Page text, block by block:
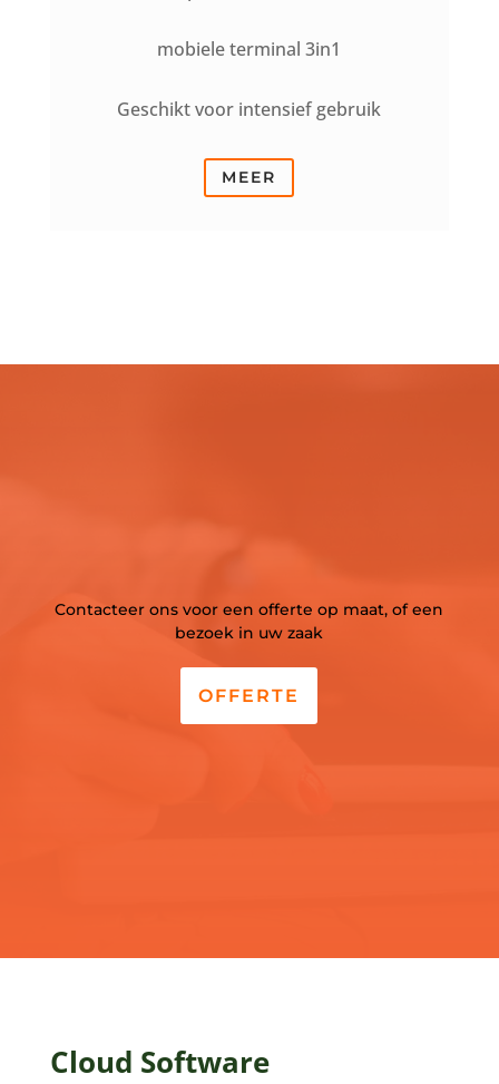
mobiele terminal 3in1
Geschikt voor intensief gebruik
MEER
Contacteer ons voor een offerte op maat, of een
bezoek in uw zaak
OFFERTE
Cloud Software